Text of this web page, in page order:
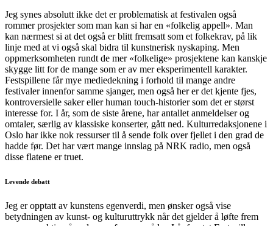
Jeg synes absolutt ikke det er problematisk at festivalen også
rommer prosjekter som man kan si har en «folkelig appell». Man
kan nærmest si at det også er blitt fremsatt som et folkekrav, på lik
linje med at vi også skal bidra til kunstnerisk nyskaping. Men
oppmerksomheten rundt de mer «folkelige» prosjektene kan kanskje
skygge litt for de mange som er av mer eksperimentell karakter.
Festspillene får mye mediedekning i forhold til mange andre
festivaler innenfor samme sjanger, men også her er det kjente fjes,
kontroversielle saker eller human touch-historier som det er størst
interesse for. I år, som de siste årene, har antallet anmeldelser og
omtaler, særlig av klassiske konserter, gått ned. Kulturredaksjonene i
Oslo har ikke nok ressurser til å sende folk over fjellet i den grad de
hadde før. Det har vært mange innslag på NRK radio, men også
disse flatene er truet.
Levende debatt
Jeg er opptatt av kunstens egenverdi, men ønsker også vise
betydningen av kunst- og kulturuttrykk når det gjelder å løfte frem